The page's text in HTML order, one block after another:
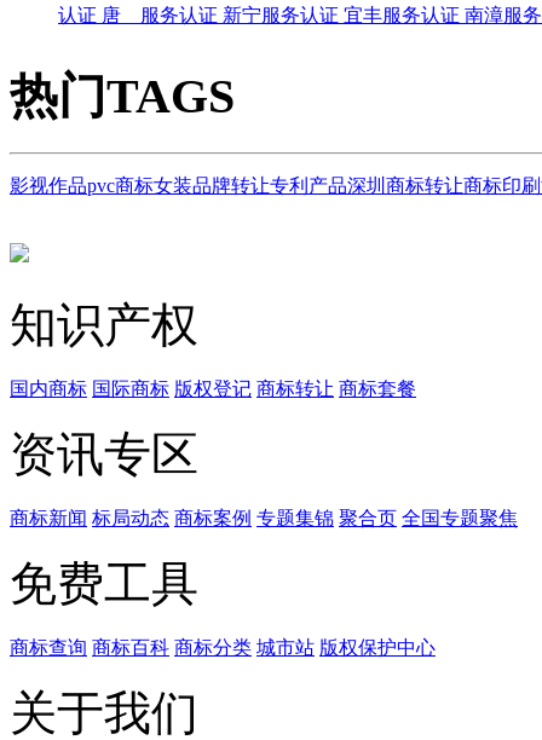
认证 唐 服务认证 新宁服务认证 宜丰服务认证 南漳服
热门TAGS
影视作品pvc商标女装品牌转让专利产品深圳商标转让商标印刷
知识产权
国内商标 国际商标 版权登记 商标转让 商标套餐
资讯专区
商标新闻 标局动态 商标案例 专题集锦 聚合页 全国专题聚焦
免费工具
商标查询 商标百科 商标分类 城市站 版权保护中心
关于我们